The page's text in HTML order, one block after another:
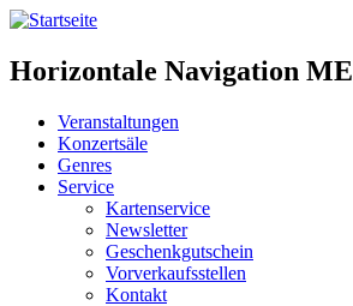
Horizontale Navigation ME
Veranstaltungen
Konzertsäle
Genres
Service
Kartenservice
Newsletter
Geschenkgutschein
Vorverkaufsstellen
Kontakt